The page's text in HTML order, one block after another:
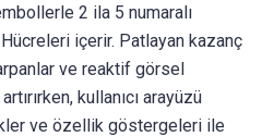
2 ila 5 numaralı
içerir. Patlayan kazanç
ve reaktif görsel
kullanıcı arayüzü
ve özellik göstergeleri ile